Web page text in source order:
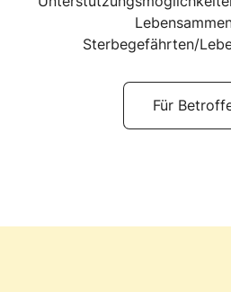
Sterbegefährten/
Für